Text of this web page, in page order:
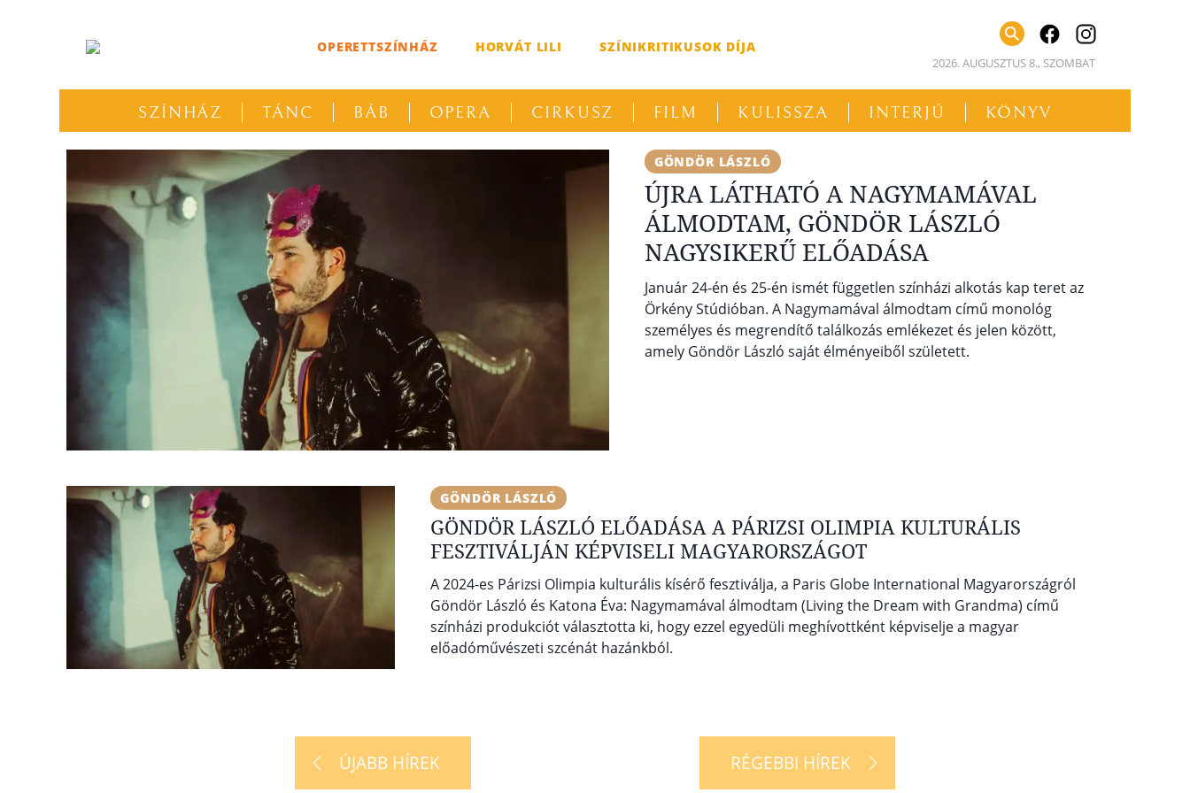
OPERETTSZÍNHÁZ HORVÁT LILI SZÍNIKRITIKUSOK DÍJA facebookinstagram
2026. AUGUSZTUS 8., SZOMBAT
SZÍNHÁZ TÁNC BÁB OPERA CIRKUSZ FILM KULISSZA INTERJÚ KÖNYV
GÖNDÖR LÁSZLÓ
ÚJRA LÁTHATÓ A NAGYMAMÁVAL
ÁLMODTAM, GÖNDÖR LÁSZLÓ
NAGYSIKERŰ ELŐADÁSA
Január 24-én és 25-én ismét független színházi alkotás kap teret az
Örkény Stúdióban. A Nagymamával álmodtam című monológ
személyes és megrendítő találkozás emlékezet és jelen között,
amely Göndör László saját élményeiből született.
GÖNDÖR LÁSZLÓ
GÖNDÖR LÁSZLÓ ELŐADÁSA A PÁRIZSI OLIMPIA KULTURÁLIS
FESZTIVÁLJÁN KÉPVISELI MAGYARORSZÁGOT
A 2024-es Párizsi Olimpia kulturális kísérő fesztiválja, a Paris Globe International Magyarországról
Göndör László és Katona Éva: Nagymamával álmodtam (Living the Dream with Grandma) című
színházi produkciót választotta ki, hogy ezzel egyedüli meghívottként képviselje a magyar
előadóművészeti szcénát hazánkból.
ÚJABB HÍREK RÉGEBBI HÍREK